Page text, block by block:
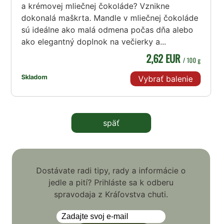
a krémovej mliečnej čokoláde? Vznikne
dokonalá maškrta. Mandle v mliečnej čokoláde
sú ideálne ako malá odmena počas dňa alebo
ako elegantný doplnok na večierky a...
Skladom
2,62 EUR / 100 g
Vybrať balenie
späť
Dostávate radi tipy, rady a informácie o
jedle a pití? Prihláste sa k odberu
spravodaja z Kráľovstva chuti.